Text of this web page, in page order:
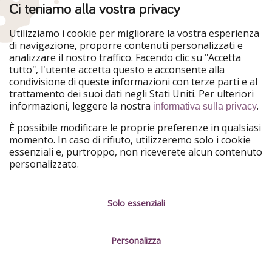
HolidayPirates
VakantiePiraten
WakacyjniPiraci
Ferienpiraten
Urlaubspiraten
Urlaubspiraten
ViajerosPiratas
TravelPirates
Il nostro gruppo
HolidayPirates Group
Conoscici meglio
Chi siamo
Lavora con noi
Informazioni legali
Termini d' Uso
Ci teniamo alla vostra privacy
Utilizziamo i cookie per migliorare la vostra esperienza
di navigazione, proporre contenuti personalizzati e
analizzare il nostro traffico. Facendo clic su "Accetta
tutto", l'utente accetta questo e acconsente alla
condivisione di queste informazioni con terze parti e al
trattamento dei suoi dati negli Stati Uniti. Per ulteriori
informazioni, leggere la nostra informativa sulla privacy.
È possibile modificare le proprie preferenze in qualsiasi
momento. In caso di rifiuto, utilizzeremo solo i cookie
essenziali e, purtroppo, non riceverete alcun contenuto
personalizzato.
Solo essenziali
Personalizza